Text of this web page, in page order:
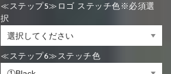
≪ステップ5≫ロゴ ステッチ色※必須選
択
≪ステップ6≫ステッチ色